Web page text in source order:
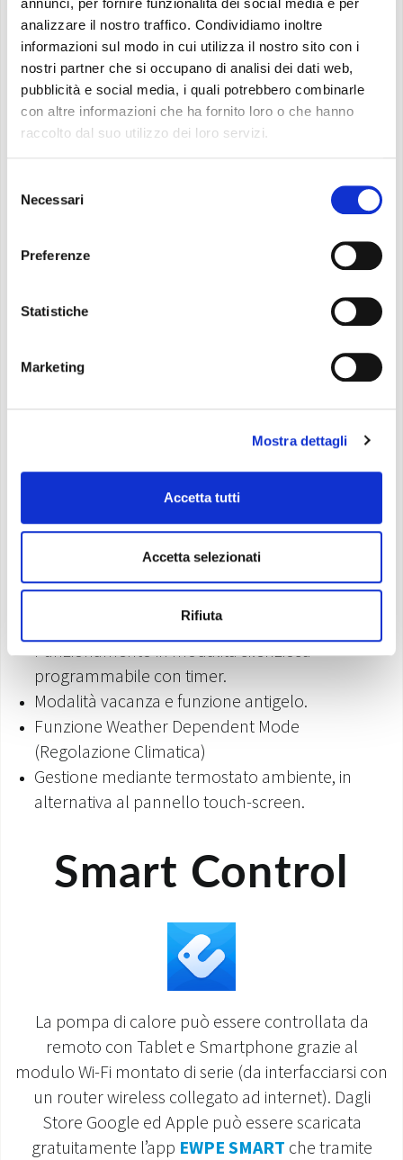
analizzare il nostro traffico. Condividiamo inoltre
informazioni sul modo in cui utilizza il nostro sito con i
nostri partner che si occupano di analisi dei dati web,
pubblicità e social media, i quali potrebbero combinarle
con altre informazioni che ha fornito loro o che hanno
raccolto dal suo utilizzo dei loro servizi.
delNecessari
Preferenze
Statistiche
Marketing
Mostra dettagli
Accetta tutti
Accetta selezionati
Rifiuta
Ventilatore elicoidale con motori DC brushless
muniti di protezione termica interna, di griglie di
protezione antinfortunistica e dispositivo
elettronico proporzionale per la regolazione in
continuo della velocità di rotazione dei
ventilatori.
per la gestione dell’unità sul set-point ambiente.
Struttura: in lamiera d’acciaio zincata, completa
di vaschetta raccoglicondensa e resistenza
Limiti operativi: -25°C +48°C.
produzione di acqua calda sanitaria.
Gestione valvola a 2 vie on/off per
l’intercettazione di una parte dell’impianto.
Gestione fonte di calore ausiliaria o integrativa.
Funzione rapido riscaldamento dell’acqua calda
Funzione ciclo anti-legionella, programmabile
con timer di attivazione.
Funzionamento in modalità silenziosa
programmabile con timer.
Modalità vacanza e funzione antigelo.
Funzione Weather Dependent Mode
(Regolazione Climatica)
Gestione mediante termostato ambiente, in
alternativa al pannello touch-screen.
Smart Control
La pompa di calore può essere controllata da
remoto con Tablet e Smartphone grazie al
modulo Wi-Fi montato di serie (da interfacciarsi con
un router wireless collegato ad internet). Dagli
Store Google ed Apple può essere scaricata
gratuitamente l’app EWPE SMART che tramite